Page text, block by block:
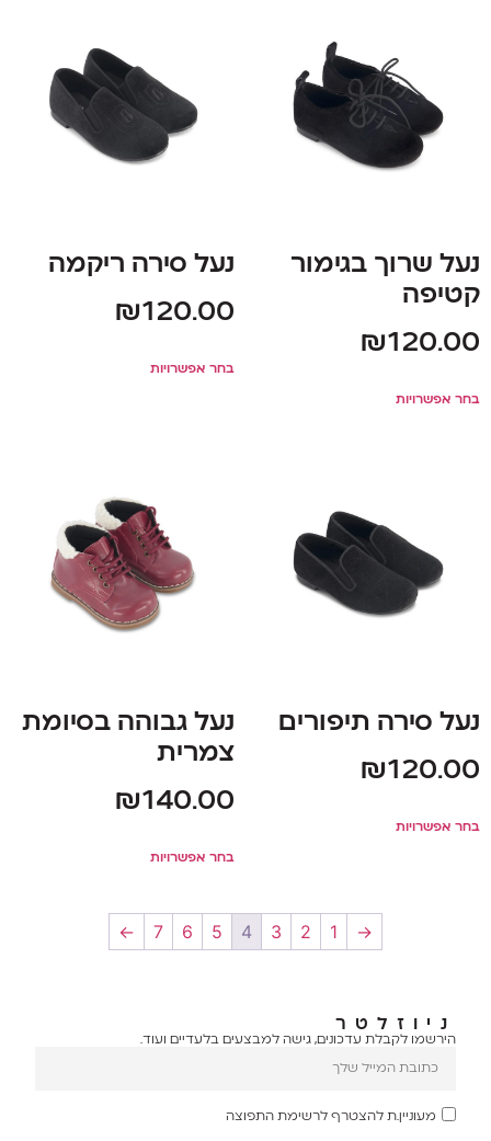
נעל שרוך בגימור
קטיפה
₪120.00
בחר אפשרויות
נעל סירה ריקמה
₪120.00
בחר אפשרויות
נעל סירה תיפורים
₪120.00
בחר אפשרויות
נעל גבוהה בסיומת
צמרית
₪140.00
בחר אפשרויות
→
1
2
3
4
5
6
7
←
ניוזלטר
הירשמו לקבלת עדכונים, גישה למבצעים בלעדיים ועוד.
מעוניין.ת להצטרף לרשימת התפוצה